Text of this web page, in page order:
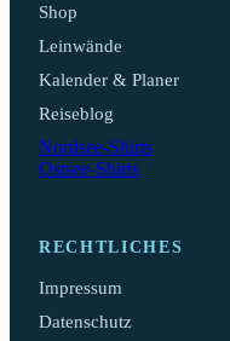
Shop
Leinwände
Kalender & Planer
Reiseblog
Nordsee-Shirts
Ostsee-Shirts
RECHTLICHES
Impressum
Datenschutz